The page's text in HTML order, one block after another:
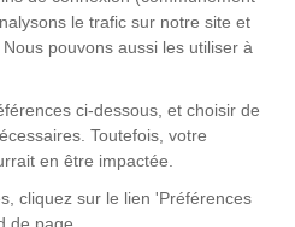
Activités corporatives
professionnels du
tourisme
de confidentialité